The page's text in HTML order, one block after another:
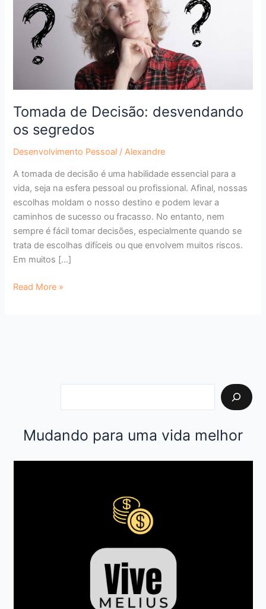
Tomada de Decisão: desvendando
os segredos
Desenvolvimento Pessoal /Alexandre
A tomada de decisão é uma habilidade essencial para a
vida, seja na esfera pessoal ou profissional. Afinal, nossas
escolhas moldam o nosso destino e podem levar a
caminhos de sucesso ou fracasso. No entanto, nem
sempre é fácil tomar decisões, especialmente quando se
trata de escolhas difíceis ou que envolvem muitos riscos.
Em muitos […]
segredos
Read More »
Mudando para uma vida melhor